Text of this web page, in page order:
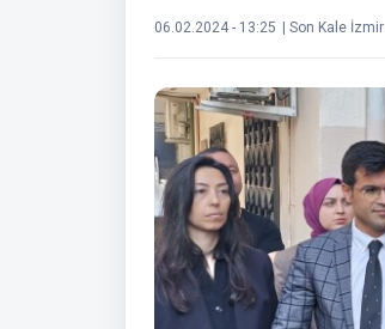
06.02.2024 - 13:25 | Son Kale İzmir